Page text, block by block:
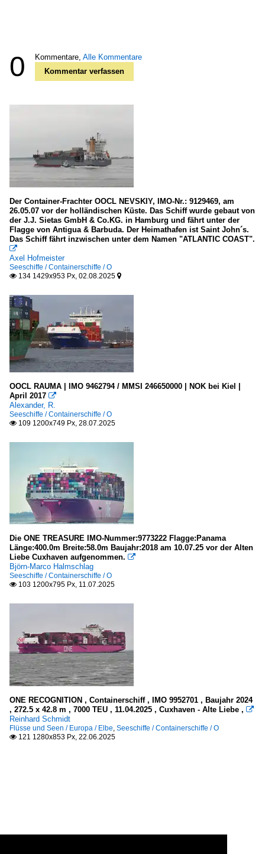
0 Kommentare, Alle Kommentare
Kommentar verfassen
Der Container-Frachter OOCL NEVSKIY, IMO-Nr.: 9129469, am
26.05.07 vor der holländischen Küste. Das Schiff wurde gebaut von
der J.J. Sietas GmbH & Co.KG. in Hamburg und fährt unter der
Flagge von Antigua & Barbuda. Der Heimathafen ist Saint John´s.
Das Schiff fährt inzwischen unter dem Namen "ATLANTIC COAST".

Axel Hofmeister
Seeschiffe / Containerschiffe / O
 134 1429x953 Px, 02.08.2025 
OOCL RAUMA | IMO 9462794 / MMSI 246650000 | NOK bei Kiel |
April 2017 
Alexander, R.
Seeschiffe / Containerschiffe / O
 109 1200x749 Px, 28.07.2025
Die ONE TREASURE IMO-Nummer:9773222 Flagge:Panama
Länge:400.0m Breite:58.0m Baujahr:2018 am 10.07.25 vor der Alten
Liebe Cuxhaven aufgenommen. 
Björn-Marco Halmschlag
Seeschiffe / Containerschiffe / O
 103 1200x795 Px, 11.07.2025
ONE RECOGNITION , Containerschiff , IMO 9952701 , Baujahr 2024
, 272.5 x 42.8 m , 7000 TEU , 11.04.2025 , Cuxhaven - Alte Liebe , 
Reinhard Schmidt
Flüsse und Seen / Europa / Elbe, Seeschiffe / Containerschiffe / O
 121 1280x853 Px, 22.06.2025